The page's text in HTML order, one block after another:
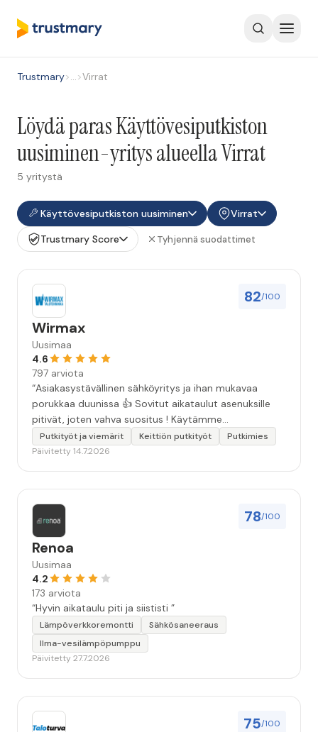
Trustmary>…>Virrat
Löydä paras Käyttövesiputkiston
uusiminen-yritys alueella Virrat
5 yritystä
Käyttövesiputkiston uusiminen
Virrat
Trustmary Score
Tyhjennä suodattimet
82/100
Wirmax
Uusimaa
4.6
797 arviota
“Asiakasystävällinen sähköyritys ja ihan mukavaa
porukkaa duunissa 👍 Sovitut aikataulut asenuksille
pitivät, joten vahva suositus ! Käytämme
seuraavallakin kerralla!”
Putkityöt ja viemärit Keittiön putkityöt
Putkimies
Päivitetty 14.7.2026
78/100
Renoa
Uusimaa
4.2
173 arviota
“Hyvin aikataulu piti ja siististi ”
Lämpöverkkoremontti
Sähkösaneeraus
Ilma-vesilämpöpumppu
Päivitetty 27.7.2026
75/100